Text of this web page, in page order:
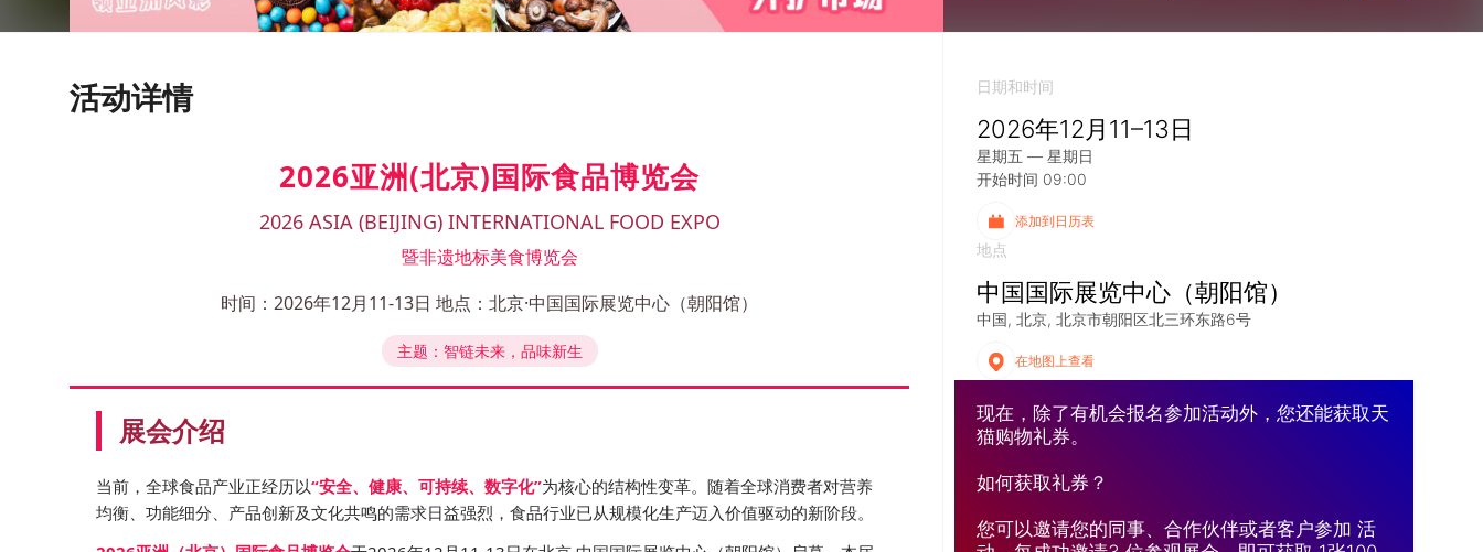
活动详情
2026亚洲(北京)国际食品博览会
2026 ASIA (BEIJING) INTERNATIONAL FOOD EXPO
暨非遗地标美食博览会
时间：2026年12月11-13日 地点：北京·中国国际展览中心（朝阳馆）
主题：智链未来，品味新生
展会介绍
当前，全球食品产业正经历以“安全、健康、可持续、数字化”为核心的结构性变革。随着全球消费者对营养
均衡、功能细分、产品创新及文化共鸣的需求日益强烈，食品行业已从规模化生产迈入价值驱动的新阶段。
日期和时间
2026年12月11–13日
星期五 — 星期日
开始时间 09:00
添加到日历表
地点
中国国际展览中心（朝阳馆）
中国 北京 北京市朝阳区北三环东路6号
在地图上查看
现在，除了有机会报名参加活动外，您还能获取天
猫购物礼券。
如何获取礼券？
您可以邀请您的同事、合作伙伴或者客户参加 活